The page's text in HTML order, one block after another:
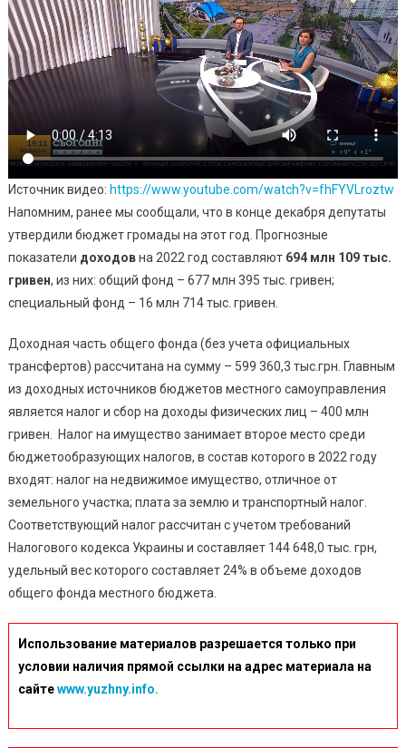
Источник видео: https://www.youtube.com/watch?v=fhFYVLroztw
Напомним, ранее мы сообщали, что в конце декабря депутаты
утвердили бюджет громады на этот год. Прогнозные
показатели доходовна 2022 год составляют 694 млн 109 тыс.
гривен, из них: общий фонд – 677 млн 395 тыс. гривен;
специальный фонд – 16 млн 714 тыс. гривен.
Доходная часть общего фонда (без учета официальных
трансфертов) рассчитана на сумму – 599 360,3 тыс.грн. Главным
из доходных источников бюджетов местного самоуправления
является налог и сбор на доходы физических лиц – 400 млн
гривен. Налог на имущество занимает второе место среди
бюджетообразующих налогов, в состав которого в 2022 году
входят: налог на недвижимое имущество, отличное от
земельного участка; плата за землю и транспортный налог.
Соответствующий налог рассчитан с учетом требований
Налогового кодекса Украины и составляет 144 648,0 тыс. грн,
удельный вес которого составляет 24% в объеме доходов
общего фонда местного бюджета.
Использование материалов разрешается только при
условии наличия прямой ссылки на адрес материала на
сайтеwww.yuzhny.info.